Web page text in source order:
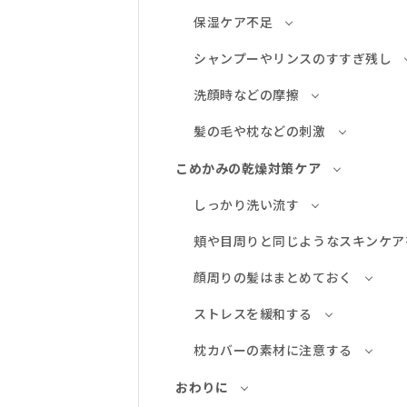
保湿ケア不足
シャンプーやリンスのすすぎ残し
洗顔時などの摩擦
髪の毛や枕などの刺激
こめかみの乾燥対策ケア
しっかり洗い流す
頬や目周りと同じようなスキンケ
顔周りの髪はまとめておく
ストレスを緩和する
枕カバーの素材に注意する
おわりに